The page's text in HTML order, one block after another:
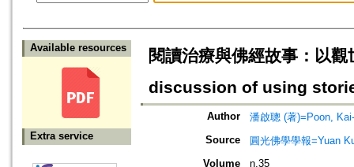
Available resources
Extra service
閱讀治療與佛經故事：以
discussion of using
Author
潘啟聰 (著)=Poon,
Source
圓光佛學學報=Yuan
Volume
n.35